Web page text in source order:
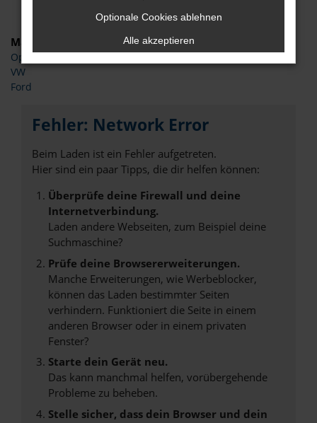
Marken
Opel
VW
Ford
Fehler: Network Error
Beim Laden ist ein Fehler aufgetreten.
Hier sind ein paar Tipps, die dir helfen können:
Überprüfe deine Firewall und deine
Internetverbindung.
Laden andere Webseiten, zum Beispiel deine
Suchmaschine?
Prüfe deine Browsererweiterungen.
Manche Erweiterungen, wie Werbeblocker,
können das Laden bestimmter Seiten
verhindern. Funktioniert die Seite in einem
anderen Browser oder in einem privaten
Fenster?
Starte dein Gerät neu.
Das kann manchmal helfen, vorübergehende
Probleme zu beheben.
Stelle sicher, dass dein Browser und dein
Optionale Cookies ablehnen
Alle akzeptieren